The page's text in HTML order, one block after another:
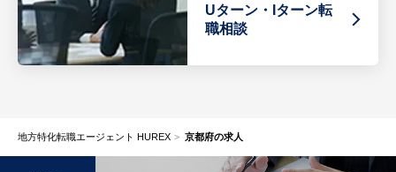
Uターン・Iターン転
職相談
地方特化転職エージェント HUREX 京都府の求人